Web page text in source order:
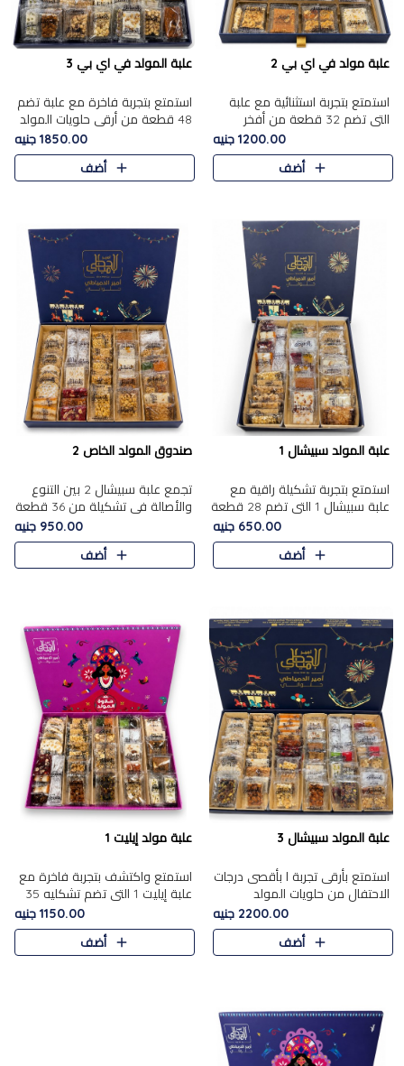
علبة مولد في اي بي 2
استمتع بتجربة استثنائية مع علبة
التي تضم 32 قطعة من أفخر
حلويات المولد الشرقية، في تشكيلة
تجمع بين الأصالة والاختيارات
الفاخرة. تحتوي العلبة..
1200.00 جنيه
أضف
علبة المولد في اي بي 3
استمتع بتجربة فاخرة مع علبة تضم
48 قطعة من أرقى حلويات المولد
الشرقية، في تشكيلة تجمع بين
الأصناف التقليدية الفاخرة والاختيارات
1850.00 جنيه
أضف
علبة المولد سبيشال 1
استمتع بتجربة تشكيلة راقية مع
علبة سبيشال 1 التي تضم 28 قطعة
من تشكيلة مختارة بعناية من أفخر
حلويات المولد المصرية الأصلية
الشرقية. تحتوي ال..
650.00 جنيه
أضف
صندوق المولد الخاص 2
تجمع علبة سبيشال 2 بين التنوع
والأصالة في تشكيلة من 36 قطعة
تضم أشهر حلويات المولد الشرقية.
تحتوي العلبة على الجزرية بالفول،
والجزرية بالبن..
950.00 جنيه
أضف
علبة المولد سبيشال 3
استمتع بأرقى تجربة ا بأقصى درجات
الاحتفال من حلويات المولد
المصريه الأصيلة مع هذه الفخامة
مع علبة سبيشال 3 التي تضم 56
قطعة من تشكيلة استثن..
2200.00 جنيه
أضف
علبة مولد إيليت 1
استمتع واكتشف بتجربة فاخرة مع
علبة إيليت 1 التي تضم تشكليه 35
قطعة من أرقى حلويات المولد
المصري الأصيلة ,معروضة بشكل
جميل في علبة أنيقة ، في..
1150.00 جنيه
أضف